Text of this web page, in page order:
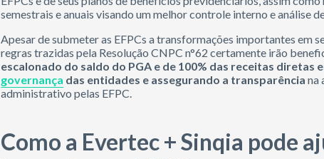
semestrais e anuais visando um melhor controle interno e análise
Apesar de submeter as EFPCs a transformações importantes em
regras trazidas pela Resolução CNPC n°62 certamente irão
escalonado do saldo do PGA e de 100% das receitas
governança das entidades e assegurando a transparência na
administrativo pelas EFPC.
Como a Evertec + Sinqia pode